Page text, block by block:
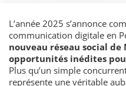
L’année 2025 s’annonce
communication digitale en
nouveau réseau social
opportunités inédites
Plus qu’un simple
représente une véritable